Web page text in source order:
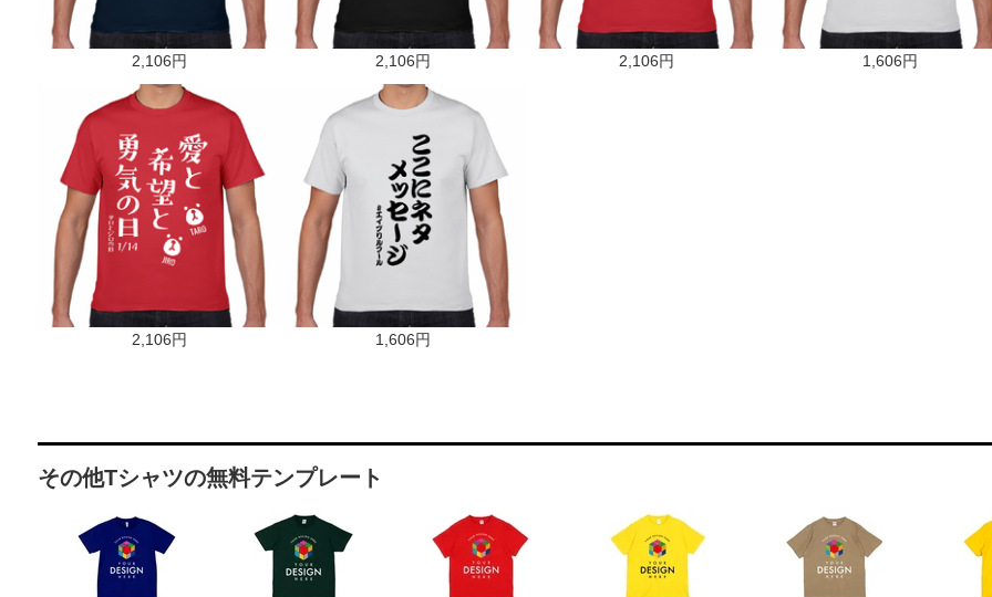
2,106円 2,106円 2,106円 1,606円
2,106円 1,606円
その他Tシャツの無料テンプレート